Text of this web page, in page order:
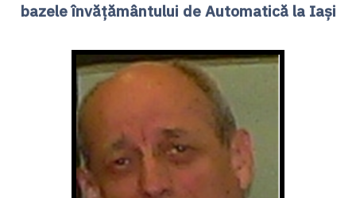
bazele învățământului de Automatică la Iași